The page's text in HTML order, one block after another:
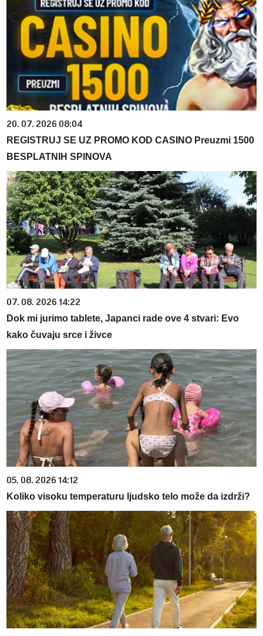
20. 07. 2026 08:04
REGISTRUJ SE UZ PROMO KOD CASINO Preuzmi 1500
BESPLATNIH SPINOVA
07. 08. 2026 14:22
Dok mi jurimo tablete, Japanci rade ove 4 stvari: Evo
kako čuvaju srce i živce
05. 08. 2026 14:12
Koliko visoku temperaturu ljudsko telo može da izdrži?